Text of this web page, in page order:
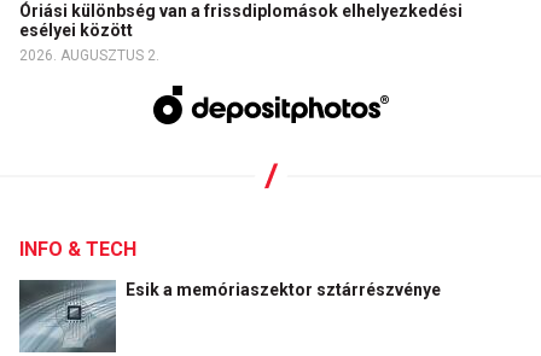
Óriási különbség van a frissdiplomások elhelyezkedési
esélyei között
2026. AUGUSZTUS 2.
INFO & TECH
Esik a memóriaszektor sztárrészvénye